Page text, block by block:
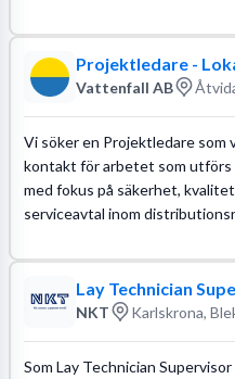
Projektledare -
Vattenfall AB
Vi söker en Projektledare som
kontakt för arbetet som
med fokus på säkerhet,
serviceavtal inom
Lay Technician
NKT Karlskrona,
Som Lay Technician